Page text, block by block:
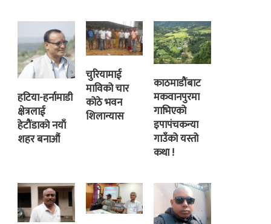
हटिया-हर्नामाडी
क्षेत्रलाई
हेटौंडाको नयाँ
शहर बनाऔं
चुरियामाई
माविको चार
कोठे भवन
शिलान्यास
काठमाडौंबाट
मकवानपुरमा
गाभिएको
इपापंचकन्या
गाउँको यस्तो
कथा !